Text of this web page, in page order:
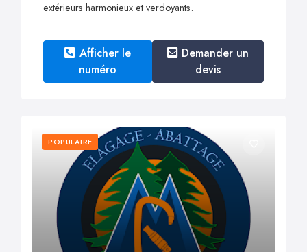
extérieurs harmonieux et verdoyants.
Afficher le
numéro
Demander un
devis
POPULAIRE